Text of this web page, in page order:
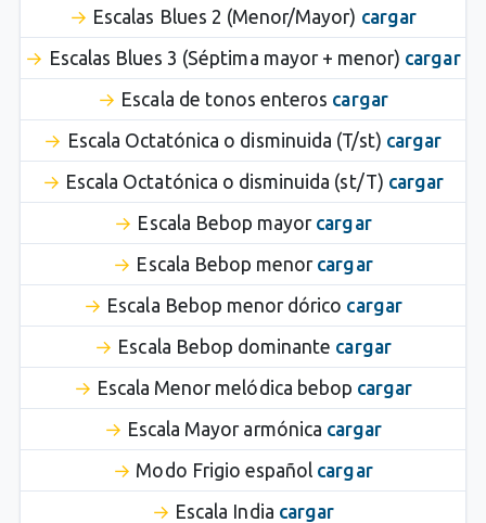
Escalas Blues 2 (Menor/Mayor) cargar
Escalas Blues 3 (Séptima mayor + menor) cargar
Escala de tonos enteros cargar
Escala Octatónica o disminuida (T/st) cargar
Escala Octatónica o disminuida (st/T) cargar
Escala Bebop mayor cargar
Escala Bebop menor cargar
Escala Bebop menor dórico cargar
Escala Bebop dominante cargar
Escala Menor melódica bebop cargar
Escala Mayor armónica cargar
Modo Frigio español cargar
Escala India cargar